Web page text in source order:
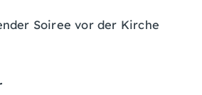
Soiree vor der Kirche